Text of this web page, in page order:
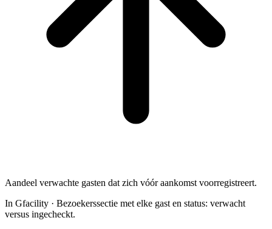
Aandeel verwachte gasten dat zich vóór aankomst voorregistreert.
In Gfacility · Bezoekerssectie met elke gast en status: verwacht
versus ingecheckt.